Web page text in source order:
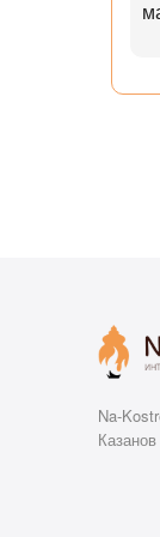
Na-